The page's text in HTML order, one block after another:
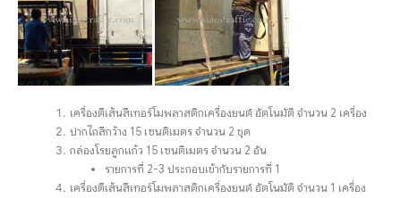
เครื่องตีเส้นสีเทอร์โมพลาสติกเครื่องยนต์ อัตโนมัติ จำนวน 2 เครื่อง
ปากไถสีกว้าง 15 เซนติเมตร จำนวน 2 ชุด
กล่องโรยลูกแก้ว 15 เซนติเมตร จำนวน 2 อัน
รายการที่ 2-3 ประกอบเข้ากับรายการที่ 1
เครื่องตีเส้นสีเทอร์โมพลาสติกเครื่องยนต์ อัตโนมัติ จำนวน 1 เครื่อง